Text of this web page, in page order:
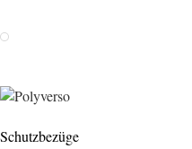
Weiss
Schutzbezüge